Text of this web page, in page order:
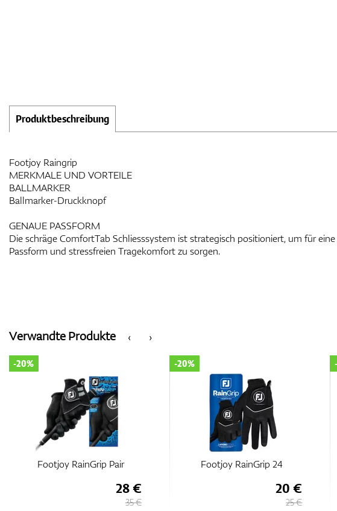
Produktbeschreibung
Footjoy Raingrip
MERKMALE UND VORTEILE
BALLMARKER
Ballmarker-Druckknopf
GENAUE PASSFORM
Die schräge ComfortTab Schliesssystem ist strategisch positioniert, um für
Passform und stressfreien Tragekomfort zu sorgen.
‹
Verwandte Produkte ›
Footjoy RainGrip Pair
-20%
28 €
35 €
Footjoy RainGrip 24
-20%
20 €
25 €